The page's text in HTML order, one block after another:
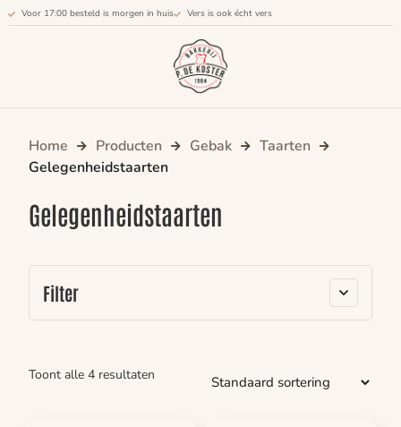
Voor 17:00 besteld is morgen in huis Vers is ook écht vers
Home Producten Gebak
Taarten
Gelegenheidstaarten
Gelegenheidstaarten
Filter
Toont alle 4 resultaten